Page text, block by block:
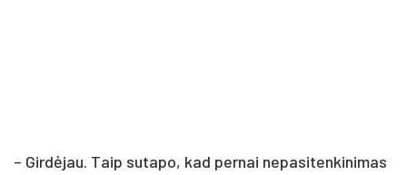
– Girdėjau. Taip sutapo, kad pernai nepasitenkinimas